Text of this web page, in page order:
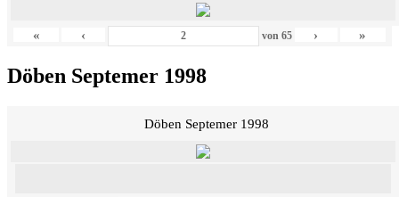
« ‹ von 65 › »
Döben Septemer 1998
Döben Septemer 1998